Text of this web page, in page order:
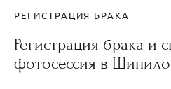
РЕГИСТРАЦИЯ БРАКА
Регистрация брака и
фотосессия в